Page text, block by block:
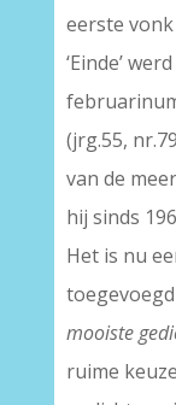
eerste vonk
‘Einde’
(jrg.55,
van de
hij sinds
Het is nu
mooiste
ruime